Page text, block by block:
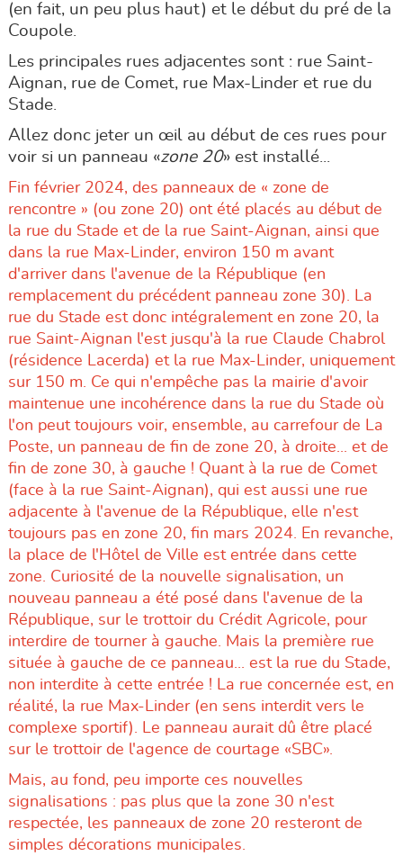
(en fait, un peu plus haut) et le début du pré de la
Coupole.
Les principales rues adjacentes sont : rue Saint-
Aignan, rue de Comet, rue Max-Linder et rue du
Stade.
Allez donc jeter un œil au début de ces rues pour
voir si un panneau «zone 20» est installé...
Fin février 2024, des panneaux de « zone de
rencontre » (ou zone 20) ont été placés au début de
la rue du Stade et de la rue Saint-Aignan, ainsi que
dans la rue Max-Linder, environ 150 m avant
d'arriver dans l'avenue de la République (en
remplacement du précédent panneau zone 30). La
rue du Stade est donc intégralement en zone 20, la
rue Saint-Aignan l'est jusqu'à la rue Claude Chabrol
(résidence Lacerda) et la rue Max-Linder, uniquement
sur 150 m. Ce qui n'empêche pas la mairie d'avoir
maintenue une incohérence dans la rue du Stade où
l'on peut toujours voir, ensemble, au carrefour de La
Poste, un panneau de fin de zone 20, à droite... et de
fin de zone 30, à gauche ! Quant à la rue de Comet
(face à la rue Saint-Aignan), qui est aussi une rue
adjacente à l'avenue de la République, elle n'est
toujours pas en zone 20, fin mars 2024. En revanche,
la place de l'Hôtel de Ville est entrée dans cette
zone. Curiosité de la nouvelle signalisation, un
nouveau panneau a été posé dans l'avenue de la
République, sur le trottoir du Crédit Agricole, pour
interdire de tourner à gauche. Mais la première rue
située à gauche de ce panneau... est la rue du Stade,
non interdite à cette entrée ! La rue concernée est, en
réalité, la rue Max-Linder (en sens interdit vers le
complexe sportif). Le panneau aurait dû être placé
sur le trottoir de l'agence de courtage «SBC».
Mais, au fond, peu importe ces nouvelles
signalisations : pas plus que la zone 30 n'est
respectée, les panneaux de zone 20 resteront de
simples décorations municipales.